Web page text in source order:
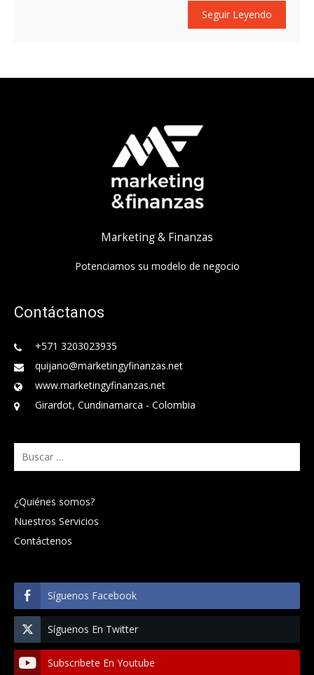
Seguir Leyendo
Marketing & Finanzas
Potenciamos su modelo de negocio
Contáctanos
+571 3203023935
quijano@marketingyfinanzas.net
www.marketingyfinanzas.net
Girardot, Cundinamarca - Colombia
Buscar:
¿Quiénes somos?
Nuestros Servicios
Contáctenos
Síguenos Facebook
Síguenos En Twitter
Subscribete En Youtube